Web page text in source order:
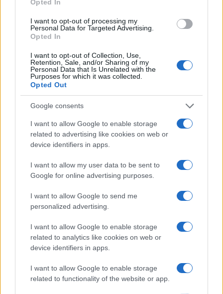
Opted In
I want to opt-out of processing my
Personal Data for Targeted Advertising.
Opted In
I want to opt-out of Collection, Use,
Retention, Sale, and/or Sharing of my
Personal Data that Is Unrelated with the
Purposes for which it was collected.
Opted Out
Google consents
I want to allow Google to enable storage
related to advertising like cookies on web or
device identifiers in apps.
I want to allow my user data to be sent to
Google for online advertising purposes.
I want to allow Google to send me
personalized advertising.
I want to allow Google to enable storage
related to analytics like cookies on web or
device identifiers in apps.
I want to allow Google to enable storage
related to functionality of the website or app.